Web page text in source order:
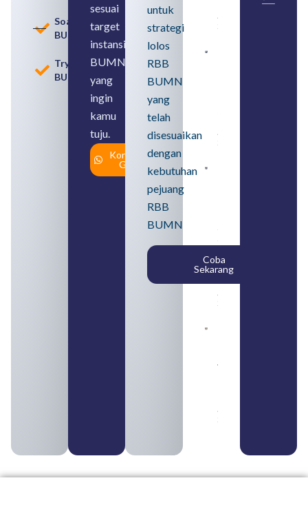
Soal
BUMN
Tryout
BUMN
sesuai
target
instansi
BUMN
yang
ingin
kamu
tuju.
Konsultasi
Gratis
untuk
strategi
lolos
RBB
BUMN
yang
telah
disesuaikan
dengan
kebutuhan
pejuang
RBB
BUMN
Coba
Sekarang
August 8,
2026
August 6,
2026
SMA
Syarat,
Posisi,
dan
Cara
Daftar
August 5,
2026
yang
August 4,
2026